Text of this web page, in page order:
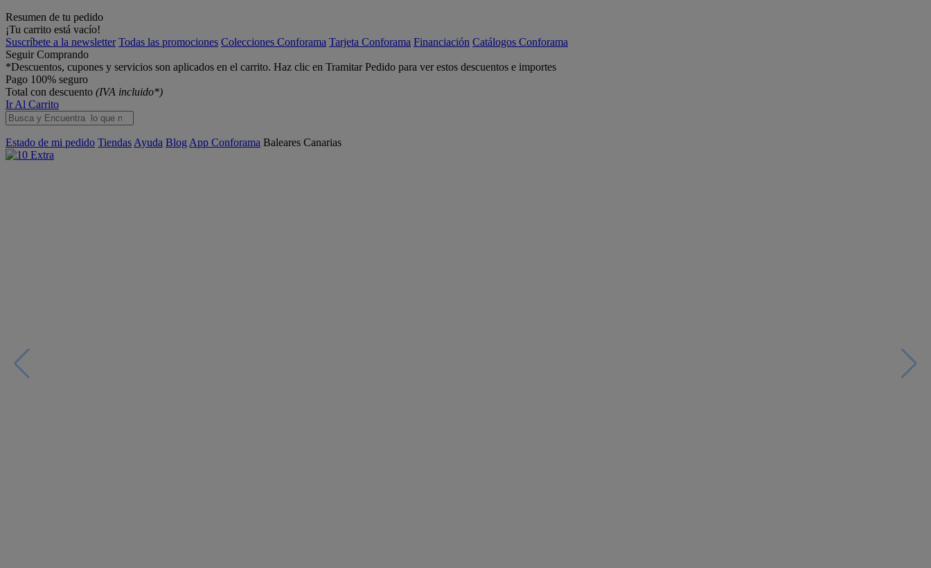
Resumen de tu pedido
¡Tu carrito está vacío!
Suscríbete a la newsletter Todas las promociones Colecciones Conforama Tarjeta Conforama Financiación Catálogos Conforama
Seguir Comprando
*Descuentos, cupones y servicios son aplicados en el carrito. Haz clic en Tramitar Pedido para ver estos descuentos e importes
Pago 100% seguro
Total con descuento (IVA incluido*)
Ir Al Carrito
Estado de mi pedido Tiendas Ayuda Blog App Conforama Baleares Canarias